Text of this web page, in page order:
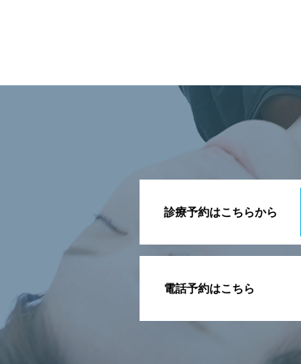
診療予約はこちらから
電話予約はこちら